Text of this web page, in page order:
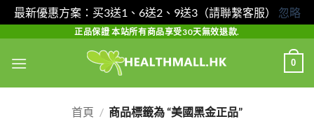
最新優惠方案：买3送1、6送2、9送3（請聯繫客服） 忽略
content
正品保證 本站所有商品享受30天無效退款.
0
首頁 / 商品標籤為 “美國黑金正品”